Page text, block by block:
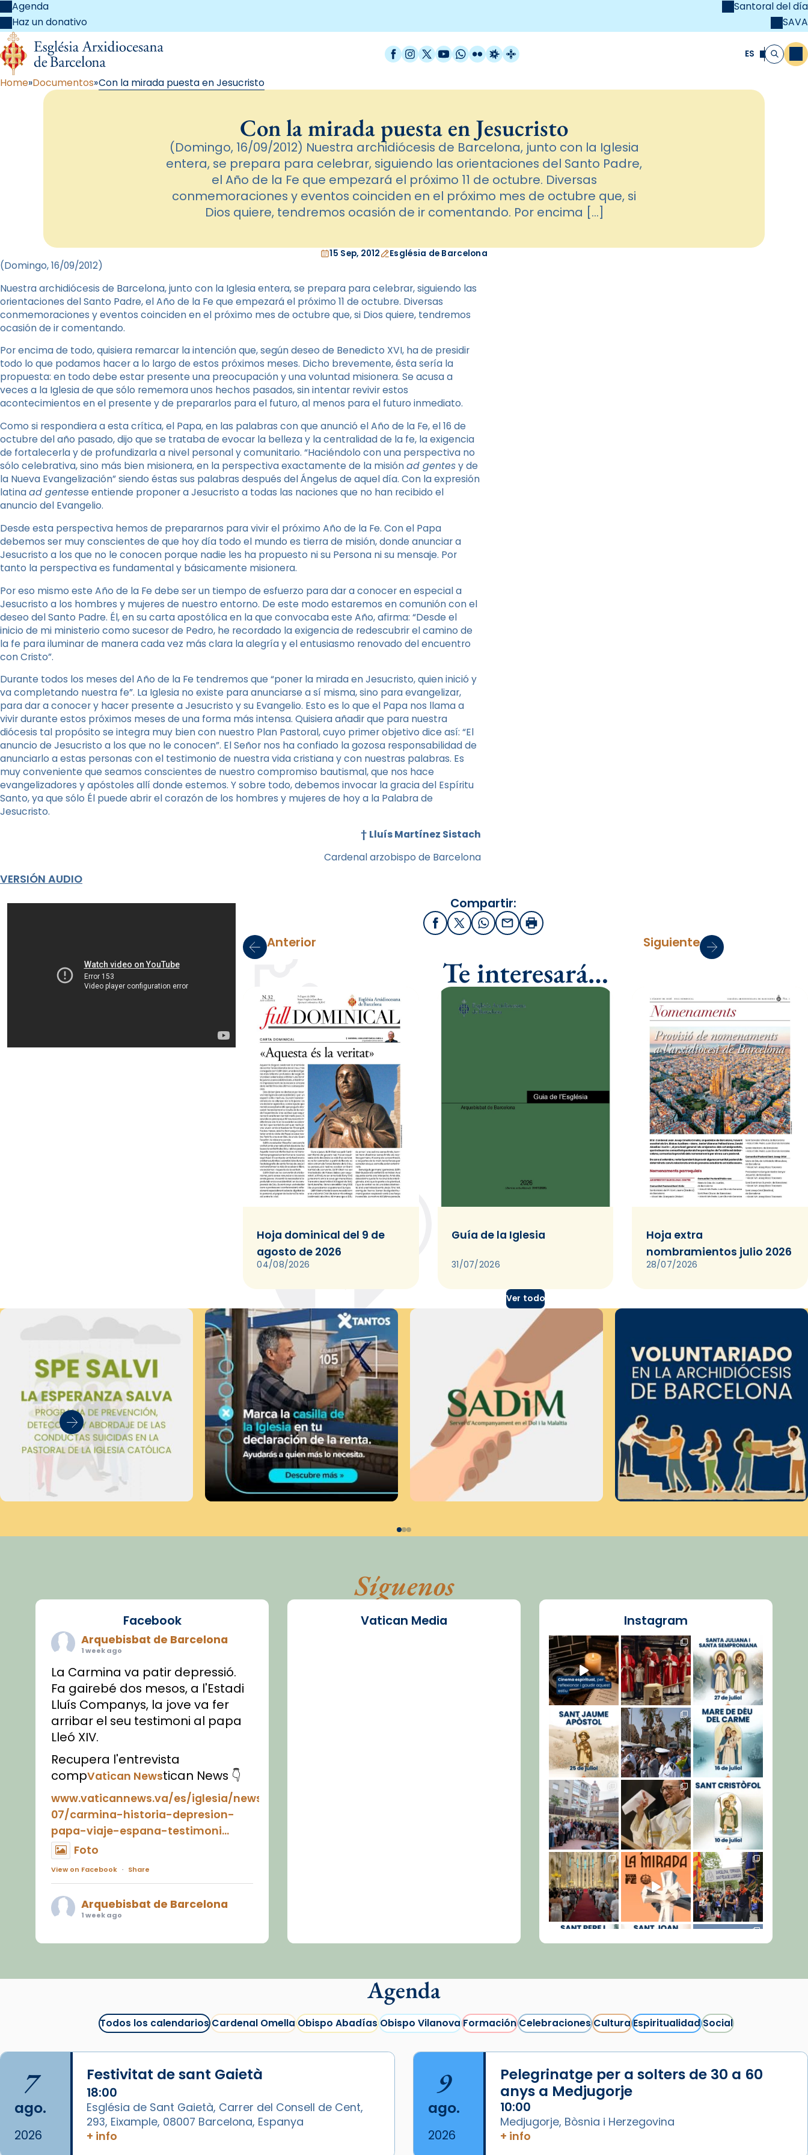
Agenda
Haz un donativo
Santoral del día
SAVA
Facebook
Instagram
X / Twitter
YouTube
WhatsApp
FlickrRadio Estel
Catalunya Cristiana ES Buscar
Home Documentos Con la mirada puesta en Jesucristo
Con la mirada puesta en Jesucristo
(Domingo, 16/09/2012) Nuestra archidiócesis de Barcelona, junto con la Iglesia
entera, se prepara para celebrar, siguiendo las orientaciones del Santo Padre,
el Año de la Fe que empezará el próximo 11 de octubre. Diversas
conmemoraciones y eventos coinciden en el próximo mes de octubre que, si
Dios quiere, tendremos ocasión de ir comentando. Por encima […]
15 Sep, 2012 Església de Barcelona
(Domingo, 16/09/2012)
Nuestra archidiócesis de Barcelona, junto con la Iglesia entera, se prepara para celebrar, siguiendo las
orientaciones del Santo Padre, el Año de la Fe que empezará el próximo 11 de octubre. Diversas
conmemoraciones y eventos coinciden en el próximo mes de octubre que, si Dios quiere, tendremos
ocasión de ir comentando.
Por encima de todo, quisiera remarcar la intención que, según deseo de Benedicto XVI, ha de presidir
todo lo que podamos hacer a lo largo de estos próximos meses. Dicho brevemente, ésta sería la
propuesta: en todo debe estar presente una preocupación y una voluntad misionera. Se acusa a
veces a la Iglesia de que sólo rememora unos hechos pasados, sin intentar revivir estos
acontecimientos en el presente y de prepararlos para el futuro, al menos para el futuro inmediato.
Como si respondiera a esta crítica, el Papa, en las palabras con que anunció el Año de la Fe, el 16 de
octubre del año pasado, dijo que se trataba de evocar la belleza y la centralidad de la fe, la exigencia
de fortalecerla y de profundizarla a nivel personal y comunitario. “Haciéndolo con una perspectiva no
sólo celebrativa, sino más bien misionera, en la perspectiva exactamente de la misiónad gentesy de
la Nueva Evangelización” siendo éstas sus palabras después del Ángelus de aquel día. Con la expresión
latinaad gentesse entiende proponer a Jesucristo a todas las naciones que no han recibido el
anuncio del Evangelio.
Desde esta perspectiva hemos de prepararnos para vivir el próximo Año de la Fe. Con el Papa
debemos ser muy conscientes de que hoy día todo el mundo es tierra de misión, donde anunciar a
Jesucristo a los que no le conocen porque nadie les ha propuesto ni su Persona ni su mensaje. Por
tanto la perspectiva es fundamental y básicamente misionera.
Por eso mismo este Año de la Fe debe ser un tiempo de esfuerzo para dar a conocer en especial a
Jesucristo a los hombres y mujeres de nuestro entorno. De este modo estaremos en comunión con el
deseo del Santo Padre. Él, en su carta apostólica en la que convocaba este Año, afirma: “Desde el
inicio de mi ministerio como sucesor de Pedro, he recordado la exigencia de redescubrir el camino de
la fe para iluminar de manera cada vez más clara la alegría y el entusiasmo renovado del encuentro
con Cristo”.
Durante todos los meses del Año de la Fe tendremos que “poner la mirada en Jesucristo, quien inició y
va completando nuestra fe”. La Iglesia no existe para anunciarse a sí misma, sino para evangelizar,
para dar a conocer y hacer presente a Jesucristo y su Evangelio. Esto es lo que el Papa nos llama a
vivir durante estos próximos meses de una forma más intensa. Quisiera añadir que para nuestra
diócesis tal propósito se integra muy bien con nuestro Plan Pastoral, cuyo primer objetivo dice así: “El
anuncio de Jesucristo a los que no le conocen”. El Señor nos ha confiado la gozosa responsabilidad de
anunciarlo a estas personas con el testimonio de nuestra vida cristiana y con nuestras palabras. Es
muy conveniente que seamos conscientes de nuestro compromiso bautismal, que nos hace
evangelizadores y apóstoles allí donde estemos. Y sobre todo, debemos invocar la gracia del Espíritu
Santo, ya que sólo Él puede abrir el corazón de los hombres y mujeres de hoy a la Palabra de
Jesucristo.
† Lluís Martínez Sistach
Cardenal arzobispo de Barcelona
VERSIÓN AUDIO
Compartir:
FacebookX / Twitter
WhatsApp
EmailImprimir
Anterior Siguiente
Te interesará…
Hoja dominical del 9 de
agosto de 2026
04/08/2026
Guía de la Iglesia
31/07/2026
Hoja extra
nombramientos julio 2026
28/07/2026
Ver todo
Síguenos
Facebook
Arquebisbat de Barcelona
1 week ago
La Carmina va patir depressió.
Fa gairebé dos mesos, a l'Estadi
Lluís Companys, la jove va fer
arribar el seu testimoni al papa
Lleó XIV.
Recupera l'entrevista
compVatican Newstican News 👇
www.vaticannews.va/es/iglesia/news/2026-
07/carmina-historia-depresion-
papa-viaje-espana-testimoni...
Foto
View on Facebook · Share
Arquebisbat de Barcelona
1 week ago
juliol la missa de Les Santes de
📸 J. Merino
Foto
View on Facebook · Share
Vatican Media Instagram
Cargar más...
Agenda
Todos los calendariosCardenal OmellaObispo AbadíasObispo VilanovaFormaciónCelebracionesCulturaEspiritualidadSocial
7
ago.
2026
Festivitat de sant Gaietà
18:00
Església de Sant Gaietà, Carrer del Consell de Cent,
293, Eixample, 08007 Barcelona, Espanya
+ info
9
ago.
2026
Pelegrinatge per a solters de 30 a 60
anys a Medjugorje
10:00
Medjugorje, Bòsnia i Herzegovina
+ info